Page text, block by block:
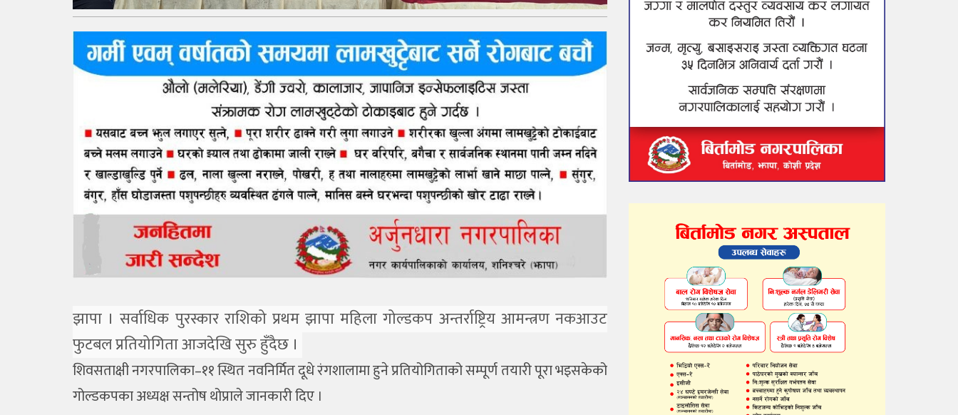
झापा । सर्वाधिक पुरस्कार राशिको प्रथम झापा महिला गोल्डकप अन्तर्राष्ट्रिय आमन्त्रण नकआउट
फुटबल प्रतियोगिता आजदेखि सुरु हुँदैछ ।
शिवसताक्षी नगरपालिका–११ स्थित नवनिर्मित दूधे रंगशालामा हुने प्रतियोगिताको सम्पूर्ण तयारी पूरा भइसकेको
गोल्डकपका अध्यक्ष सन्तोष थोप्राले जानकारी दिए ।